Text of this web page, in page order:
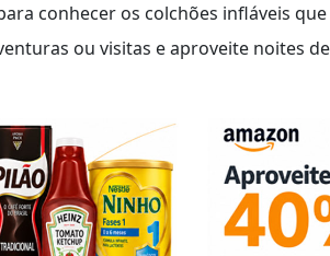
conhecer os colchões infláveis
ou visitas e aproveite noites